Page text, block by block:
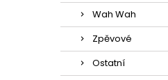
Wah Wah
Zpěvové
Ostatní